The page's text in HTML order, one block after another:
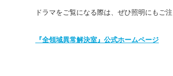
ドラマをご覧になる際は、ぜひ照明にもご注
『全領域異常解決室』公式ホームページ